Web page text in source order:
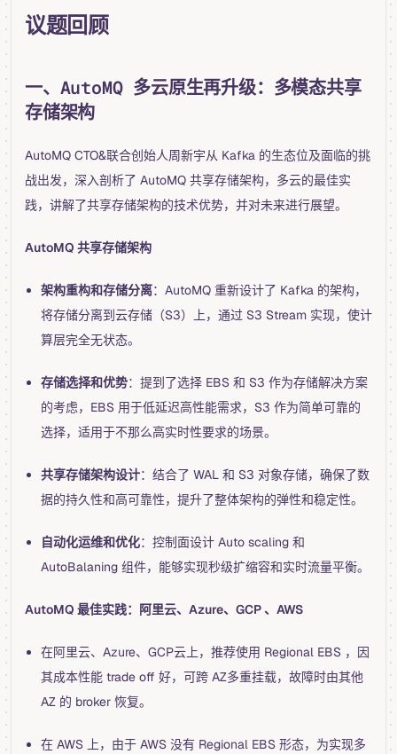
议题回顾
一、AutoMQ 多云原生再升级：多模态共享
存储架构
AutoMQ CTO&联合创始人周新宇从 Kafka 的生态位及面临的挑
战出发，深入剖析了 AutoMQ 共享存储架构，多云的最佳实
践，讲解了共享存储架构的技术优势，并对未来进行展望。
AutoMQ 共享存储架构
架构重构和存储分离：AutoMQ 重新设计了 Kafka 的架构，
将存储分离到云存储（S3）上，通过 S3 Stream 实现，使计
算层完全无状态。
存储选择和优势：提到了选择 EBS 和 S3 作为存储解决方案
的考虑，EBS 用于低延迟高性能需求，S3 作为简单可靠的
选择，适用于不那么高实时性要求的场景。
共享存储架构设计：结合了 WAL 和 S3 对象存储，确保了数
据的持久性和高可靠性，提升了整体架构的弹性和稳定性。
自动化运维和优化：控制面设计 Auto scaling 和
AutoBalaning 组件，能够实现秒级扩缩容和实时流量平衡。
AutoMQ 最佳实践：阿里云、Azure、GCP 、AWS
在阿里云、Azure、GCP云上，推荐使用 Regional EBS ，因
其成本性能 trade off 好，可跨 AZ多重挂载，故障时由其他
AZ 的 broker 恢复。
在 AWS 上，由于 AWS 没有 Regional EBS 形态，为实现多